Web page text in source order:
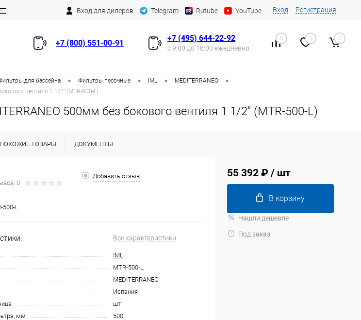
Вход для дилеров Telegram Rutube YouTube Вход Регистрация
+7 (800) 551-00-91
+7 (495) 644-22-92
с 9:00 до 18:00 ежедневно
0 0 0
для бассейна • Фильтры песочные • IML • MEDITERRANEO •
вентиля 1 1/2" (MTR-500-L)
500мм без бокового вентиля 1 1/2" (MTR-500-L)
ПОХОЖИЕ ТОВАРЫ ДОКУМЕНТЫ
0
Добавить отзыв
500-L
Все характеристики
IML
MTR-500-L
MEDITERRANEO
Испания
шт
мм
500
55 392 ₽ / шт
В корзину
Нашли дешевле
Под заказ